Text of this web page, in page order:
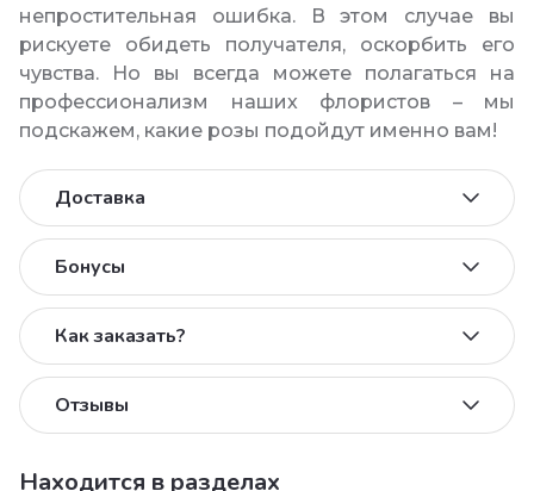
непростительная ошибка. В этом случае вы
рискуете обидеть получателя, оскорбить его
чувства. Но вы всегда можете полагаться на
профессионализм наших флористов – мы
подскажем, какие розы подойдут именно вам!
Доставка
Бонусы
Как заказать?
Отзывы
Находится в разделах